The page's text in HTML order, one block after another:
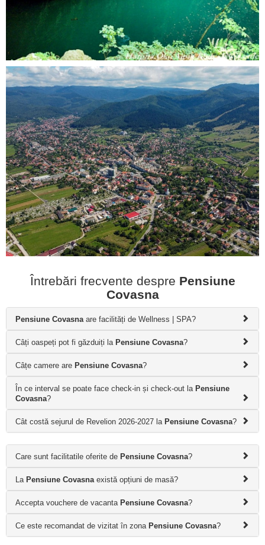
Întrebări frecvente despre Pensiune
Covasna
Pensiune Covasnaare facilități de Wellness | SPA?
Câți oaspeți pot fi găzduiți la Pensiune Covasna?
Câțe camere are Pensiune Covasna?
În ce interval se poate face check-in și check-out la Pensiune
Covasna?
Cât costă sejurul de Revelion 2026-2027 la Pensiune Covasna?
Care sunt facilitatile oferite de Pensiune Covasna?
La Pensiune Covasnaexistă opțiuni de masă?
Accepta vouchere de vacanta Pensiune Covasna?
Ce este recomandat de vizitat în zona Pensiune Covasna?